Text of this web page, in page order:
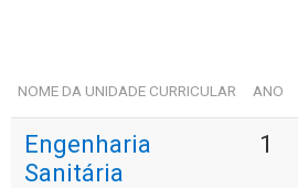
NOME DA UNIDADE CURRICULAR ANO
Engenharia
Sanitária
1